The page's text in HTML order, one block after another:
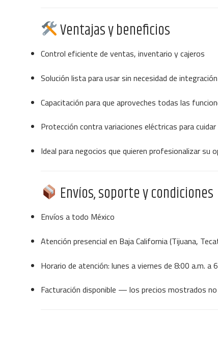
Ventajas y beneficios
Control eficiente de ventas, inventario y cajeros
Solución lista para usar sin necesidad de
Capacitación para que aproveches todas las
Protección contra variaciones eléctricas para
Ideal para negocios que quieren profesionalizar su
Envíos, soporte y condiciones
Envíos a todo México
Atención presencial en Baja California (Tijuana,
Horario de atención: lunes a viernes de 8:00 a.m. a
Facturación disponible — los precios mostrados